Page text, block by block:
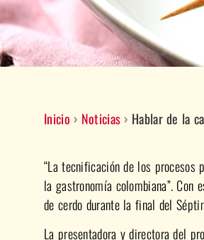
Inicio › Noticias › Hablar de la
“La tecnificación de los procesos
la gastronomía colombiana”.
de cerdo durante la final del
La presentadora y directora del